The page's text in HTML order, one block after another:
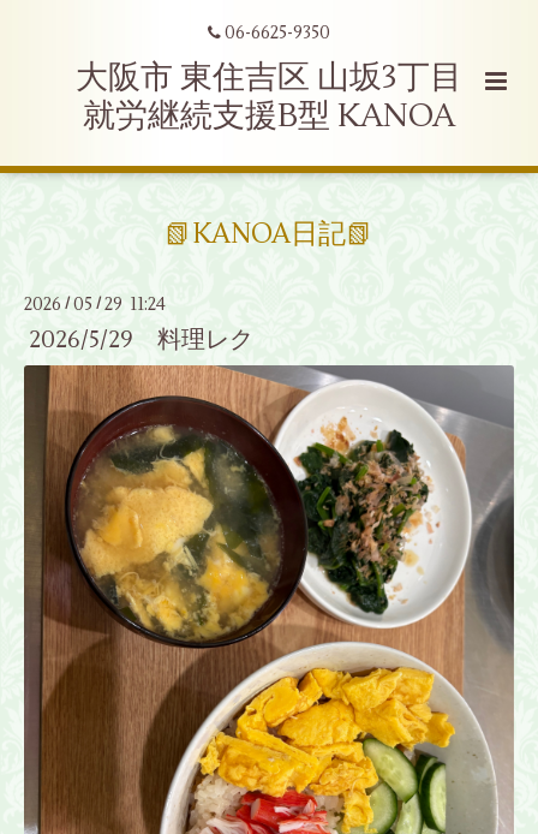
06-6625-9350
大阪市 東住吉区 山坂3丁目
就労継続支援B型 KANOA
📗KANOA日記📗
2026 /05 /29 11:24
2026/5/29 料理レク